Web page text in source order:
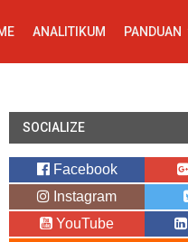
ANALITIKUM PANDUAN
SOCIALIZE
Facebook
Instagram
YouTube